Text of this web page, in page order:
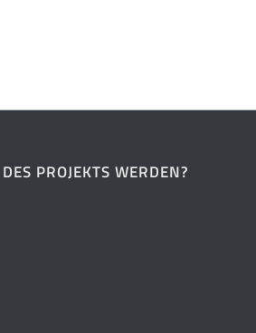
PROJEKTS WERDEN?